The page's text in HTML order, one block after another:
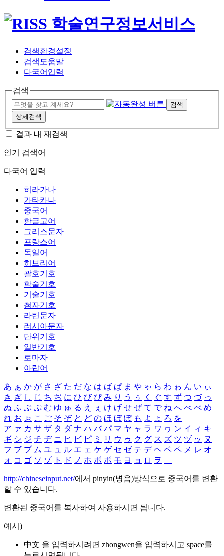
검색환경설정
검색도움말
다국어입력
검색
검색
상세검색
결과 내 재검색
인기 검색어
다국어 입력
히라가나
가타카나
중국어
한글고어
그리스문자
프랑스어
독일어
히브리어
괄호기호
학술기호
기술기호
첨자기호
라틴문자
러시아문자
단위기호
일반기호
로마자
아랍어
あ ぁ か が さ ざ た だ な は ば ぱ ま や ゃ ら わ ゎ ん い ぃ
き ぎ し じ ち ぢ に ひ び ぴ み り う ぅ く ぐ す ず つ づ っ
ぬ ふ ぶ ぷ む ゆ ゅ る え ぇ け げ せ ぜ て で ね へ べ ぺ め
れ お ぉ こ ご そ ぞ と ど の ほ ぼ ぽ も よ ょ ろ を
ア ァ カ サ ザ タ ダ ナ ハ バ パ マ ヤ ャ ラ ワ ヮ ン イ ィ キ
ギ シ ジ チ ヂ ニ ヒ ビ ピ ミ リ ウ ゥ ク グ ス ズ ツ ヅ ッ ヌ
フ ブ プ ム ユ ュ ル エ ェ ケ ゲ セ ゼ テ デ ヘ ベ ペ メ レ オ
ォ コ ゴ ソ ゾ ト ド ノ ホ ボ ポ モ ヨ ョ ロ ヲ ―
http://chineseinput.net/에서 pinyin(병음)방식으로 중국어를 변환
할 수 있습니다.
변환된 중국어를 복사하여 사용하시면 됩니다.
예시)
中文 을 입력하시려면 zhongwen을 입력하시고 space를